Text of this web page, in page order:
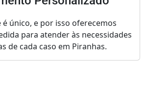
é único, e por isso oferecemos
para atender às necessidades
de cada caso em Piranhas.